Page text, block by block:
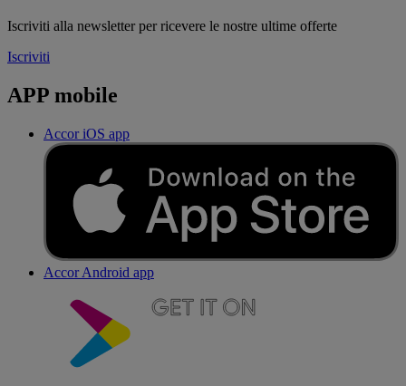
Iscriviti alla newsletter per ricevere le nostre ultime offerte
Iscriviti
APP mobile
Accor iOS app
Accor Android app